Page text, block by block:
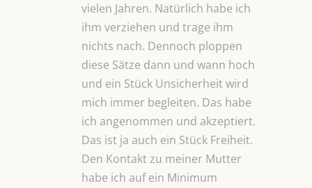
vielen Jahren. Natürlich habe ich
ihm verziehen und trage ihm
nichts nach. Dennoch ploppen
diese Sätze dann und wann hoch
und ein Stück Unsicherheit wird
mich immer begleiten. Das habe
ich angenommen und akzeptiert.
Das ist ja auch ein Stück Freiheit.
Den Kontakt zu meiner Mutter
habe ich auf ein Minimum